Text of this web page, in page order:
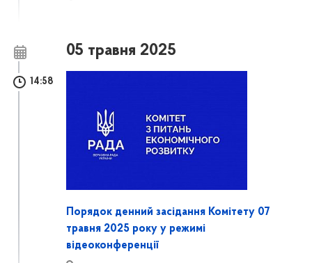
05 травня 2025
14:58
Порядок денний засідання Комітету 07
травня 2025 року у режимі
відеоконференції